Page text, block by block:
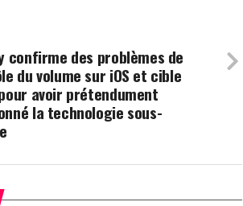
confirme des problèmes de
du volume sur iOS et cible
avoir prétendument
la technologie sous-